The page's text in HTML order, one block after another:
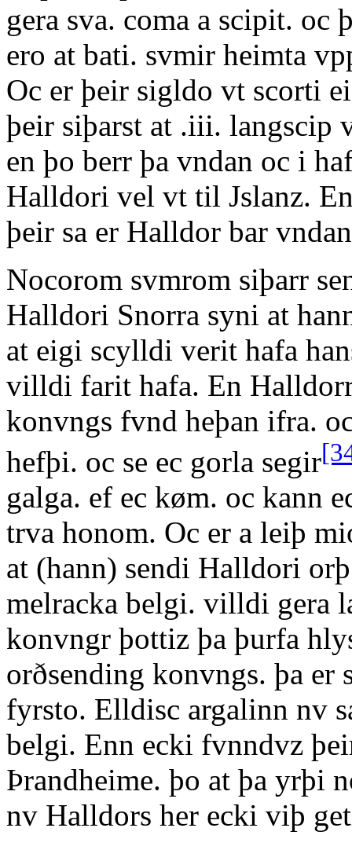
gera sva. coma a scipit. oc
ero at bati. svmir heimta
Oc er þeir sigldo vt scorti
þeir siþarst at .iii. langscip
en þo berr þa vndan oc i
Halldori vel vt til Jslanz.
þeir sa er Halldor bar
Nocorom svmrom siþarr
Halldori Snorra syni at
at eigi scylldi verit hafa
villdi farit hafa. En
konvngs fvnd heþan ifra.
hefþi. oc se ec gorla segir
galga. ef ec køm. oc kann
trva honom. Oc er a leiþ
at (hann) sendi Halldori
melracka belgi. villdi gera
konvngr þottiz þa þurfa
orðsending konvngs. þa
fyrsto. Elldisc argalinn nv
belgi. Enn ecki fvnndvz
Þrandheime. þo at þa yrþi
nv Halldors her ecki viþ